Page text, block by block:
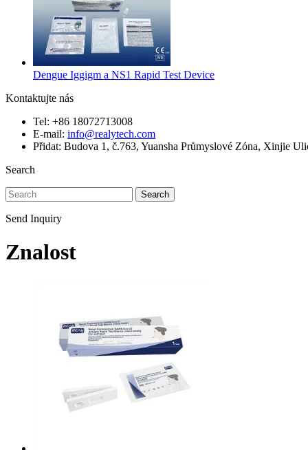
Dengue Iggigm a NS1 Rapid Test Device
Kontaktujte nás
Tel: +86 18072713008
E-mail: info@realytech.com
Přidat: Budova 1, č.763, Yuansha Průmyslové Zóna, Xinjie
Search
Search
Send Inquiry
Znalost